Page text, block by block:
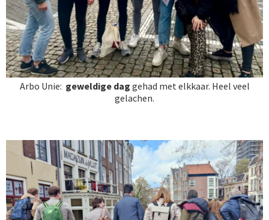
Arbo Unie: geweldige dag gehad met elkkaar. Heel veel
gelachen.